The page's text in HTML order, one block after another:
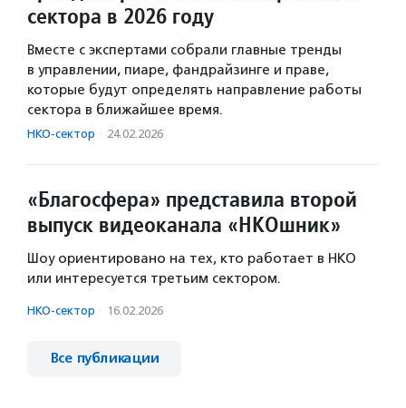
сектора в 2026 году
Вместе с экспертами собрали главные тренды
в управлении, пиаре, фандрайзинге и праве,
которые будут определять направление работы
сектора в ближайшее время.
НКО-сектор · 24.02.2026
«Благосфера» представила второй
выпуск видеоканала «НКОшник»
Шоу ориентировано на тех, кто работает в НКО
или интересуется третьим сектором.
НКО-сектор · 16.02.2026
Все публикации